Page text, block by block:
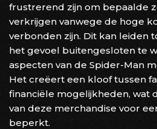
frustrerend zijn om bepaalde
verkrijgen vanwege de hoge
verbonden zijn. Dit kan leiden
het gevoel buitengesloten te
aspecten van de Spider-Man
Het creëert een kloof tussen
financiële mogelijkheden, wat
van deze merchandise voor
beperkt.